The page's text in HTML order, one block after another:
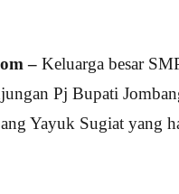
– Keluarga besar
Pj Bupati
Yayuk Sugiat yang